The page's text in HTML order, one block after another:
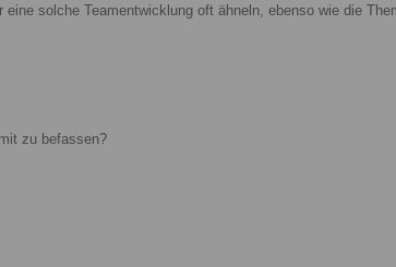
solche Teamentwicklung oft ähneln, ebenso wie die
zu befassen?